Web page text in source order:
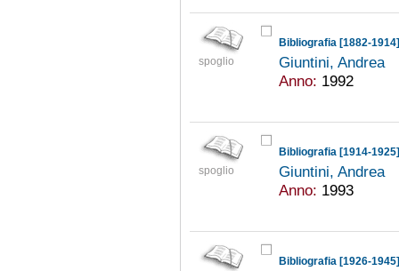
spoglio
Bibliografia [1882-1914]
Giuntini, Andrea
Anno: 1992
spoglio
Bibliografia [1914-1925]
Giuntini, Andrea
Anno: 1993
Bibliografia [1926-1945]